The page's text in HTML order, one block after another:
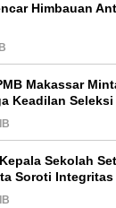
Himbauan
Makassar
Keadilan Seleksi
Sekolah
Soroti Integritas